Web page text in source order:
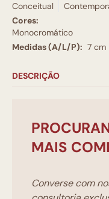
Conceitual
Cores:
Monocromático
Medidas (A/L/P): 7 cm
DESCRIÇÃO
MAIS
Converse com